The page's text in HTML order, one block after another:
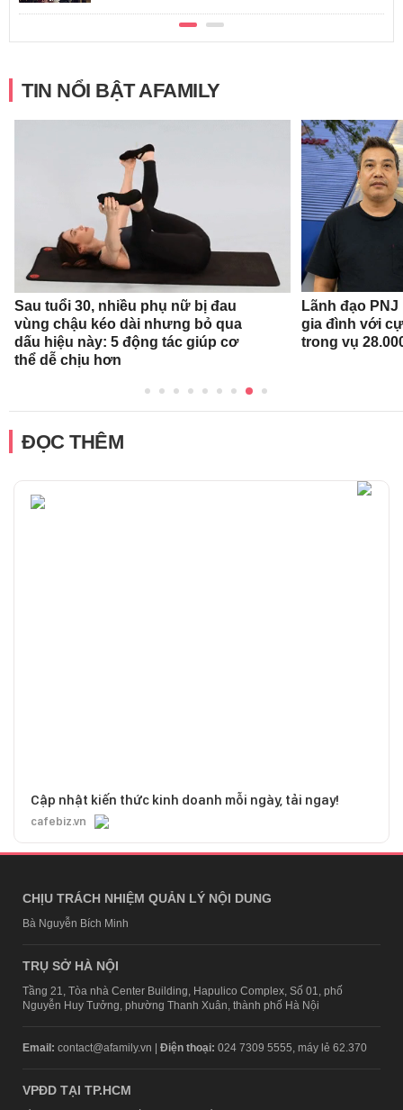
TIN NỔI BẬT AFAMILY
Sau tuổi 30, nhiều phụ nữ bị đau
vùng chậu kéo dài nhưng bỏ qua
dấu hiệu này: 5 động tác giúp cơ
thể dễ chịu hơn
Lãnh đạo
gia đình với
trong vụ
ĐỌC THÊM
Cập nhật kiến thức kinh doanh mỗi ngày, tải ngay!
cafebiz.vn
CHỊU TRÁCH NHIỆM QUẢN LÝ NỘI DUNG
Bà Nguyễn Bích Minh
TRỤ SỞ HÀ NỘI
Tầng 21, Tòa nhà Center Building, Hapulico Complex, Số 01, phố
Nguyễn Huy Tưởng, phường Thanh Xuân, thành phố Hà Nội
Email: contact@afamily.vn | Điện thoại: 024 7309 5555, máy lẻ 62.370
VPĐD TẠI TP.HCM